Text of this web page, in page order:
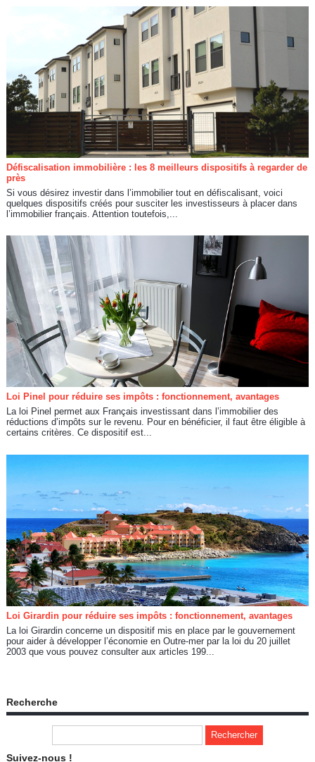
Défiscalisation immobilière : les 8 meilleurs dispositifs à regarder de
près
Si vous désirez investir dans l’immobilier tout en défiscalisant, voici
quelques dispositifs créés pour susciter les investisseurs à placer dans
l’immobilier français. Attention toutefois,...
Loi Pinel pour réduire ses impôts : fonctionnement, avantages
La loi Pinel permet aux Français investissant dans l’immobilier des
réductions d’impôts sur le revenu. Pour en bénéficier, il faut être éligible à
certains critères. Ce dispositif est...
Loi Girardin pour réduire ses impôts : fonctionnement, avantages
La loi Girardin concerne un dispositif mis en place par le gouvernement
pour aider à développer l’économie en Outre-mer par la loi du 20 juillet
2003 que vous pouvez consulter aux articles 199...
Recherche
Suivez-nous !